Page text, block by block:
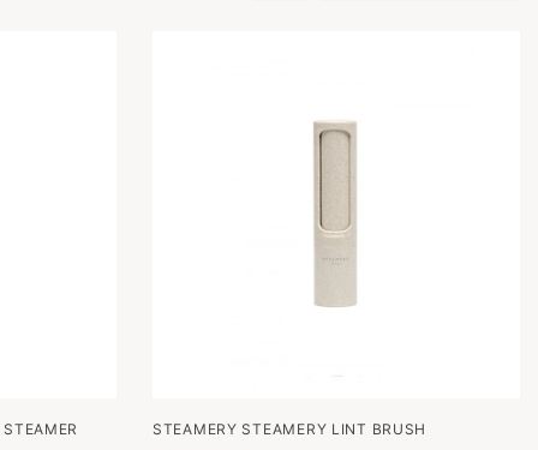
STEAMERY STEAMERY LINT BRUSH